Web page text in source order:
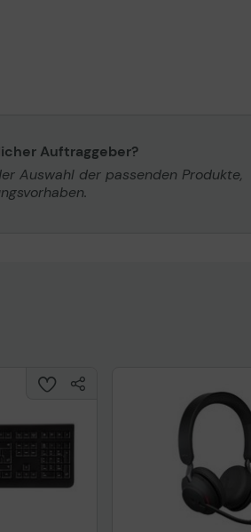
Auftraggeber?
Auswahl der passenden Produkte,